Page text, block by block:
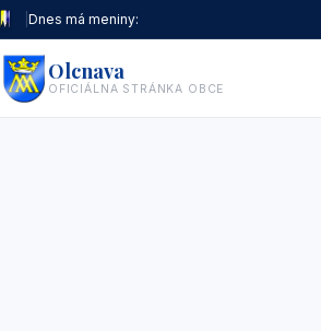
|Dnes má meniny:
Olcnava
OFICIÁLNA STRÁNKA OBCE